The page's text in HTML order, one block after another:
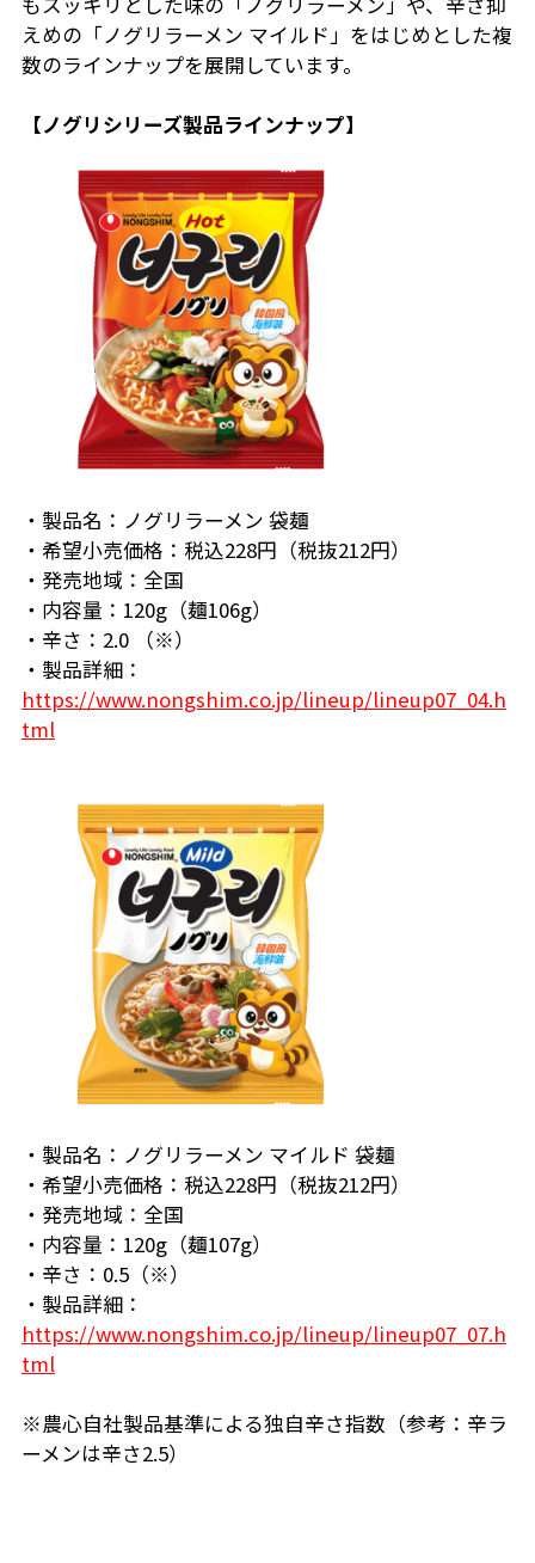
えめの「ノグリラーメン マイルド」をはじめとした複
数のラインナップを展開しています。
【ノグリシリーズ製品ラインナップ】
・製品名：ノグリラーメン 袋麺
・希望小売価格：税込228円（税抜212円）
・発売地域：全国
・内容量：120g（麺106g）
・辛さ：2.0 （※）
・製品詳細：
https://www.nongshim.co.jp/lineup/lineup07_04.h
tml
・製品名：ノグリラーメン マイルド 袋麺
・希望小売価格：税込228円（税抜212円）
・発売地域：全国
・内容量：120g（麺107g）
・辛さ：0.5（※）
・製品詳細：
https://www.nongshim.co.jp/lineup/lineup07_07.h
tml
※農心自社製品基準による独自辛さ指数（参考：辛ラ
ーメンは辛さ2.5）